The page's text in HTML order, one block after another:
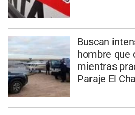
Buscan
hombre que
mientras
Paraje El